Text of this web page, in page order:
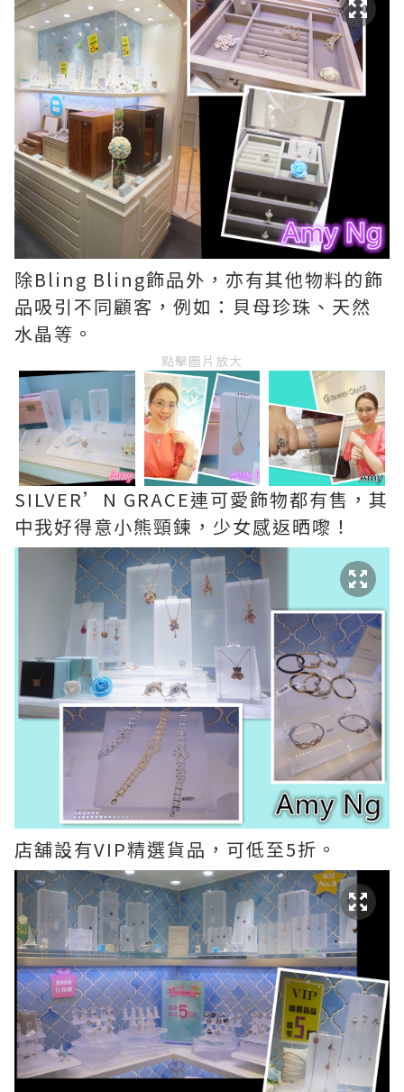
除Bling Bling飾品外，亦有其他物料的飾
品吸引不同顧客，例如：貝母珍珠、天然
水晶等。
點擊圖片放大
SILVER’N GRACE連可愛飾物都有售，其
中我好得意小熊頸鍊，少女感返晒嚟！
店舖設有VIP精選貨品，可低至5折。